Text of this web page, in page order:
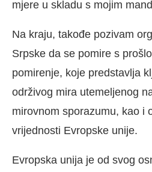
mjere u skladu s mojim
Na kraju, takođe pozivam
Srpske da se pomire s
pomirenje, koje predstavlja
održivog mira utemeljenog
mirovnom sporazumu, kao i
vrijednosti Evropske unije.
Evropska unija je od svog